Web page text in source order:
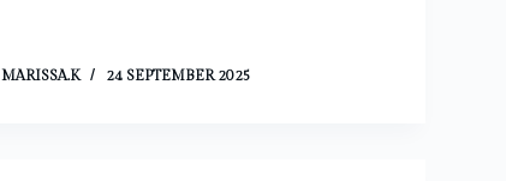
MARISSA.K 24 SEPTEMBER 2025